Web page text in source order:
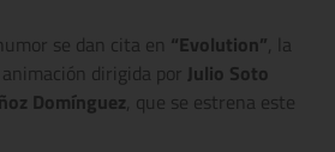
se dan cita en “Evolution”, la
dirigida por Julio Soto
Domínguez, que se estrena este